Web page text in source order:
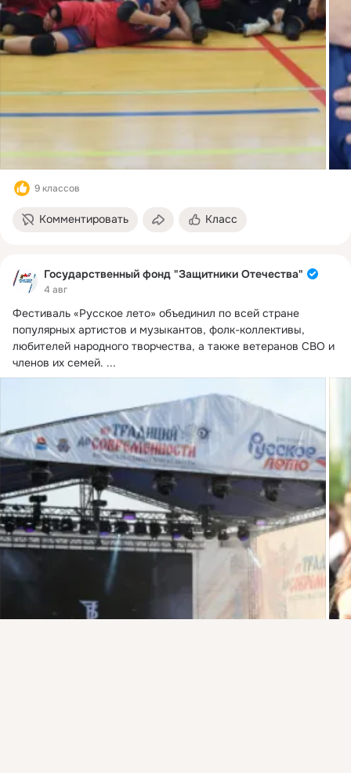
9 классов
Комментировать Класс
Государственный фонд "Защитники Отечества"
4 авг
Фестиваль «Русское лето» объединил по всей стране
популярных артистов и музыкантов, фолк-коллективы,
любителей народного творчества, а также ветеранов СВО и
членов их семей. ...